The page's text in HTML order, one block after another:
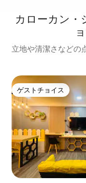
カローカン・
立地や清潔さなどの
ゲストチョイス
ゲストチョイス